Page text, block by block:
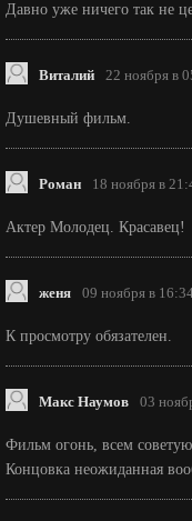
Давно уже ничего так не
Виталий 22 ноября в
Душевный фильм.
Роман 18 ноября в
Актер Молодец. Красавец!
женя 09 ноября в
К просмотру обязателен.
Макс Наумов 03
Фильм огонь, всем
Концовка неожиданная